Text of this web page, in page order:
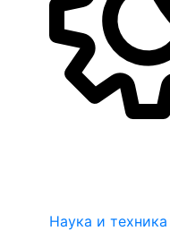
Наука и техника